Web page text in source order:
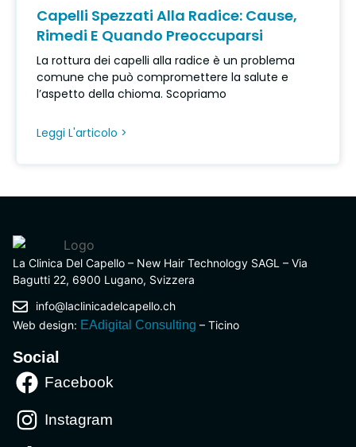
Capelli Spezzati Alla Radice: Cause,
Rimedi E Quando Preoccuparsi
La rottura dei capelli alla radice è un problema
comune che può compromettere la salute e
l’aspetto della chioma. Scopriamo
Leggi L'articolo >
La Clinica Del Capello – New Hair Technology SAGL – Via
Bagutti 22, 6900 Lugano, Svizzera
info@laclinicadelcapello.ch
Web design: EAdigital Consulting – Ticino
Social
Facebook
Instagram